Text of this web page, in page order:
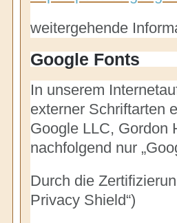
weitergehende
Google Fonts
In unserem
externer Schriftarten
Google LLC, Gordon
nachfolgend nur
Durch die
Privacy Shield“)